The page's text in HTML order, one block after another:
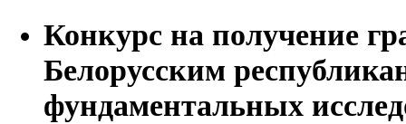
Конкурс на получение
Белорусским
фундаментальных